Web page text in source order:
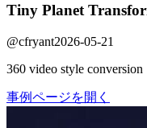
Tiny Planet
@cfryant2026-05-21
360 video style conversion
事例ページを開く